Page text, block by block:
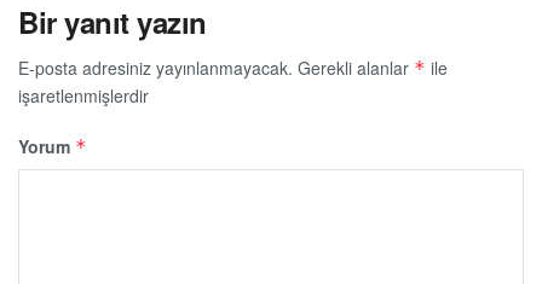
Bir yanıt yazın
E-posta adresiniz yayınlanmayacak. Gerekli alanlar * ile
işaretlenmişlerdir
Yorum *